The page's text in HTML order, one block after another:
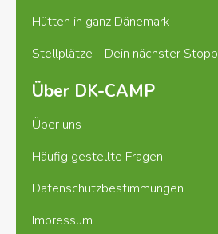
Hütten in ganz Dänemark
Stellplätze - Dein nächster Stopp
Über DK-CAMP
Über uns
Häufig gestellte Fragen
Datenschutzbestimmungen
Impressum